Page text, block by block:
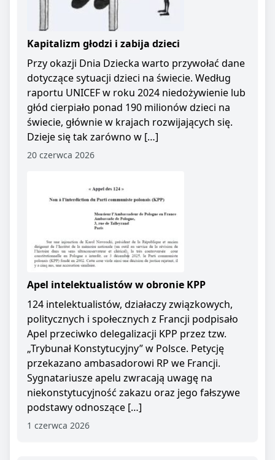
Kapitalizm głodzi i zabija dzieci
Przy okazji Dnia Dziecka warto przywołać dane
dotyczące sytuacji dzieci na świecie. Według
raportu UNICEF w roku 2024 niedożywienie lub
głód cierpiało ponad 190 milionów dzieci na
świecie, głównie w krajach rozwijających się.
Dzieje się tak zarówno w […]
20 czerwca 2026
Apel intelektualistów w obronie KPP
124 intelektualistów, działaczy związkowych,
politycznych i społecznych z Francji podpisało
Apel przeciwko delegalizacji KPP przez tzw.
„Trybunał Konstytucyjny” w Polsce. Petycję
przekazano ambasadorowi RP we Francji.
Sygnatariusze apelu zwracają uwagę na
niekonstytucyjność zakazu oraz jego fałszywe
podstawy odnoszące […]
1 czerwca 2026